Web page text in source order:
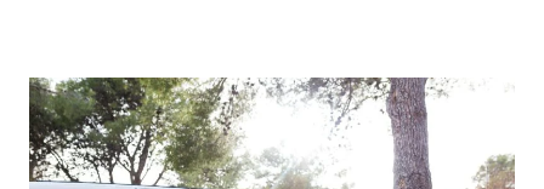
НА
КИЛОГРАМ:
КАКВО
МОЖЕМ
НАУЧИМ
ОТ
МИНАЛОТО?